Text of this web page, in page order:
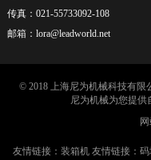
传真： 021-55733092-108
邮箱： lora@leadworld.net
© 2018 上海尼为机械科技有限
尼为机械为您提供
友情链接： 装箱机友情链接： 码